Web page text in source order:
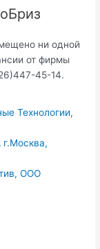
ни одной
от фирмы
45-14.
Технологии,
г.Москва,
ООО